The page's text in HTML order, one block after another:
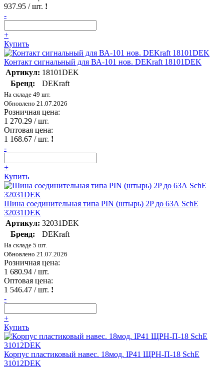
937.95 / шт. !
-
+
Купить
Контакт сигнальный для ВА-101 нов. DEKraft 18101DEK
Артикул: 18101DEK
Бренд:
DEKraft
На складе 49 шт.
Обновлено 21.07.2026
Розничная цена:
1 270.29 / шт.
Оптовая цена:
1 168.67 / шт. !
-
+
Купить
Шина соединительная типа PIN (штырь) 2P до 63А SchE
32031DEK
Артикул: 32031DEK
Бренд:
DEKraft
На складе 5 шт.
Обновлено 21.07.2026
Розничная цена:
1 680.94 / шт.
Оптовая цена:
1 546.47 / шт. !
-
+
Купить
Корпус пластиковый навес. 18мод. IP41 ЩРН-П-18 SchE
31012DEK